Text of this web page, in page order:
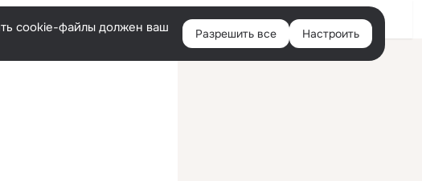
Войти
cookie-файлы должен ваш
Разрешить все Настроить